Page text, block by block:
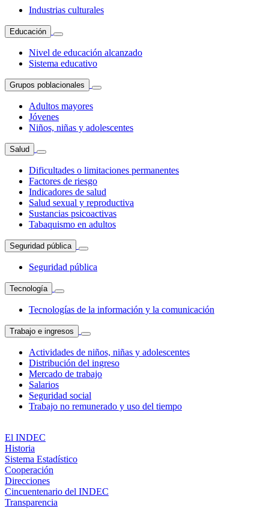
Industrias culturales
Educación
Nivel de educación alcanzado
Sistema educativo
Grupos poblacionales
Adultos mayores
Jóvenes
Niños, niñas y adolescentes
Salud
Dificultades o limitaciones permanentes
Factores de riesgo
Indicadores de salud
Salud sexual y reproductiva
Sustancias psicoactivas
Tabaquismo en adultos
Seguridad pública
Seguridad pública
Tecnología
Tecnologías de la información y la comunicación
Trabajo e ingresos
Actividades de niños, niñas y adolescentes
Distribución del ingreso
Mercado de trabajo
Salarios
Seguridad social
Trabajo no remunerado y uso del tiempo
El INDEC
Historia
Sistema Estadístico
Cooperación
Direcciones
Cincuentenario del INDEC
Transparencia